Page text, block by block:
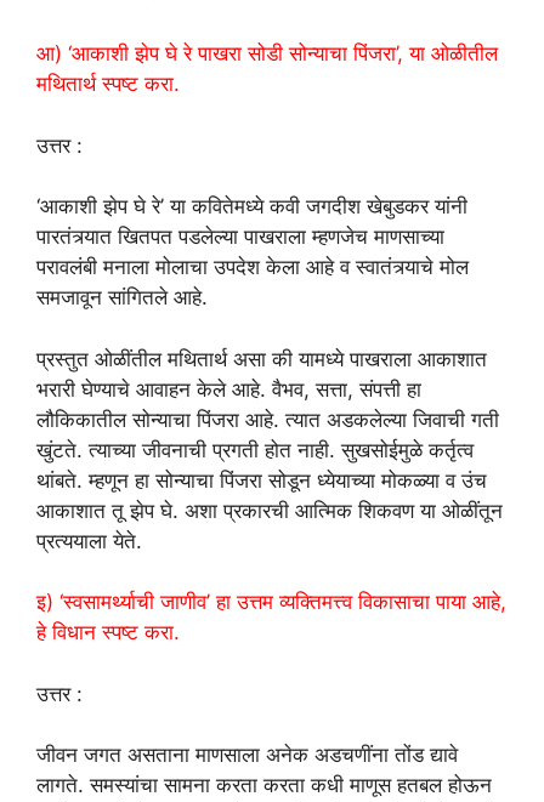
आ) ‘आकाशी झेप घे रे पाखरा सोडी सोन्याचा पिंजरा’, या ओळीतील
मथितार्थ स्पष्ट करा.
उत्तर :
‘आकाशी झेप घे रे’ या कवितेमध्ये कवी जगदीश खेबुडकर यांनी
पारतंत्र्यात खितपत पडलेल्या पाखराला म्हणजेच माणसाच्या
परावलंबी मनाला मोलाचा उपदेश केला आहे व स्वातंत्र्याचे मोल
समजावून सांगितले आहे.
प्रस्तुत ओळींतील मथितार्थ असा की यामध्ये पाखराला आकाशात
भरारी घेण्याचे आवाहन केले आहे. वैभव, सत्ता, संपत्ती हा
लौकिकातील सोन्याचा पिंजरा आहे. त्यात अडकलेल्या जिवाची गती
खुंटते. त्याच्या जीवनाची प्रगती होत नाही. सुखसोईमुळे कर्तृत्व
थांबते. म्हणून हा सोन्याचा पिंजरा सोडून ध्येयाच्या मोकळ्या व उंच
आकाशात तू झेप घे. अशा प्रकारची आत्मिक शिकवण या ओळींतून
प्रत्ययाला येते.
इ) ‘स्वसामर्थ्याची जाणीव’ हा उत्तम व्यक्तिमत्त्व विकासाचा पाया आहे,
हे विधान स्पष्ट करा.
उत्तर :
जीवन जगत असताना माणसाला अनेक अडचणींना तोंड द्यावे
लागते. समस्यांचा सामना करता करता कधी माणूस हतबल होऊन